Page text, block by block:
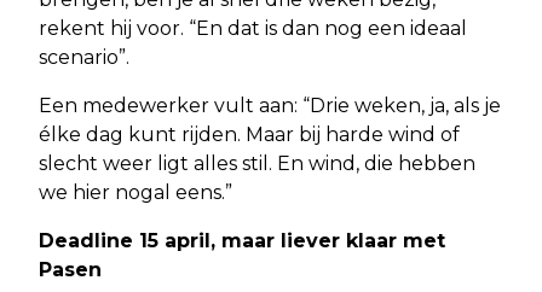
rekent hij voor. “En dat is dan nog een ideaal
scenario”.
Een medewerker vult aan: “Drie weken, ja, als je
élke dag kunt rijden. Maar bij harde wind of
slecht weer ligt alles stil. En wind, die hebben
we hier nogal eens.”
Deadline 15 april, maar liever klaar met
Pasen